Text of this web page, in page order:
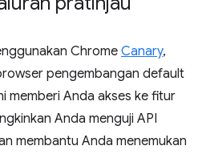
Chrome Canary,
pengembangan default
memberi Anda akses ke fitur
Anda menguji API
membantu Anda menemukan